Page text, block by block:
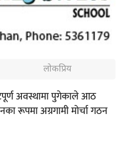
लोकप्रिय
अवस्थामा पुगेकाले आठ
रूपमा अग्रगामी मोर्चा गठन